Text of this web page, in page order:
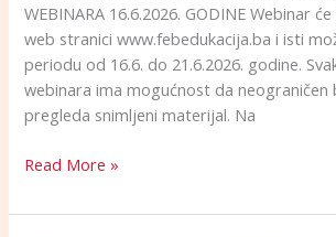
WEBINARA 16.6.2026. GODINE Webinar
web stranici www.febedukacija.ba i isti
periodu od 16.6. do 21.6.2026. godine.
webinara ima mogućnost da
pregleda snimljeni materijal. Na
Read More »